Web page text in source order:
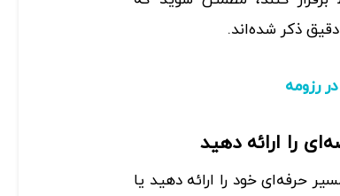
ذکر شده‌اند.
رزومه
حرفه‌ای خود را ارائه دهید یا